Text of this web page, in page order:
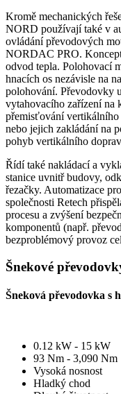
Kromě mechanických
NORD používají také v
ovládání převodových
NORDAC PRO.
odvod tepla. Polohovací
hnacích os nezávisle na
polohování. Převodovky
vytahovacího zařízení na
přemisťování
nebo jejich zakládání na
pohyb vertikálního
Řídí také nakládací a
stanice uvnitř budovy,
řezačky. Automatizace
společnosti Retech
procesu a zvýšení
komponentů (např.
bezproblémový provoz
Šnekové
Šneková převodovka s
0.12 kW - 15 kW
93 Nm - 3,090 Nm
Vysoká nosnost
Hladký chod